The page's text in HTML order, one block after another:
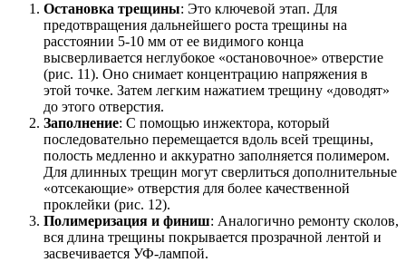
Остановка трещины: Это ключевой этап. Для
предотвращения дальнейшего роста трещины на
расстоянии 5-10 мм от ее видимого конца
высверливается неглубокое «остановочное» отверстие
(рис. 11). Оно снимает концентрацию напряжения в
этой точке. Затем легким нажатием трещину «доводят»
до этого отверстия.
Заполнение: С помощью инжектора, который
последовательно перемещается вдоль всей трещины,
полость медленно и аккуратно заполняется полимером.
Для длинных трещин могут сверлиться дополнительные
«отсекающие» отверстия для более качественной
проклейки (рис. 12).
Полимеризация и финиш: Аналогично ремонту сколов,
вся длина трещины покрывается прозрачной лентой и
засвечивается УФ-лампой.